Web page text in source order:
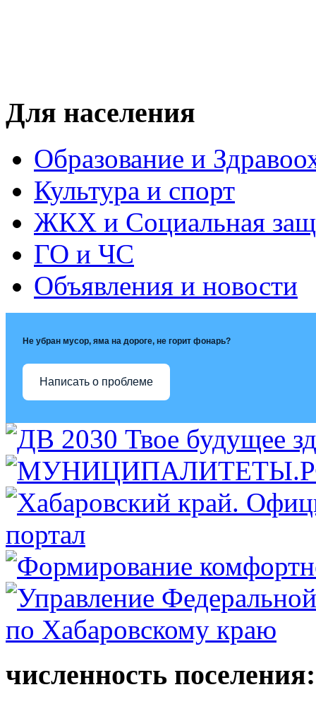
Для населения
Образование и
Культура и спорт
ЖКХ и Социальная
ГО и ЧС
Объявления и новости
Не убран мусор, яма на дороге, не горит фонарь?
Написать о проблеме
численность поселения: